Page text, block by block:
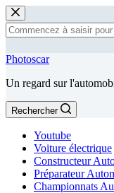
Passer
au
contenu
Aucun
Photoscar
Un regard sur
Rechercher
Youtube
Voiture électrique
Constructeur
Préparateur
Championnats